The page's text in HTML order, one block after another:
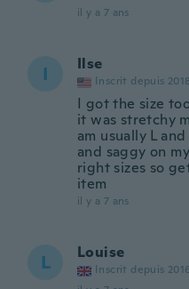
il y a 7 ans
I Ilse
Inscrit depuis 2018
I got the size
it was stretchy
am usually L
and saggy on
right sizes so
item
il y a 7 ans
L Louise
Inscrit depuis 2016